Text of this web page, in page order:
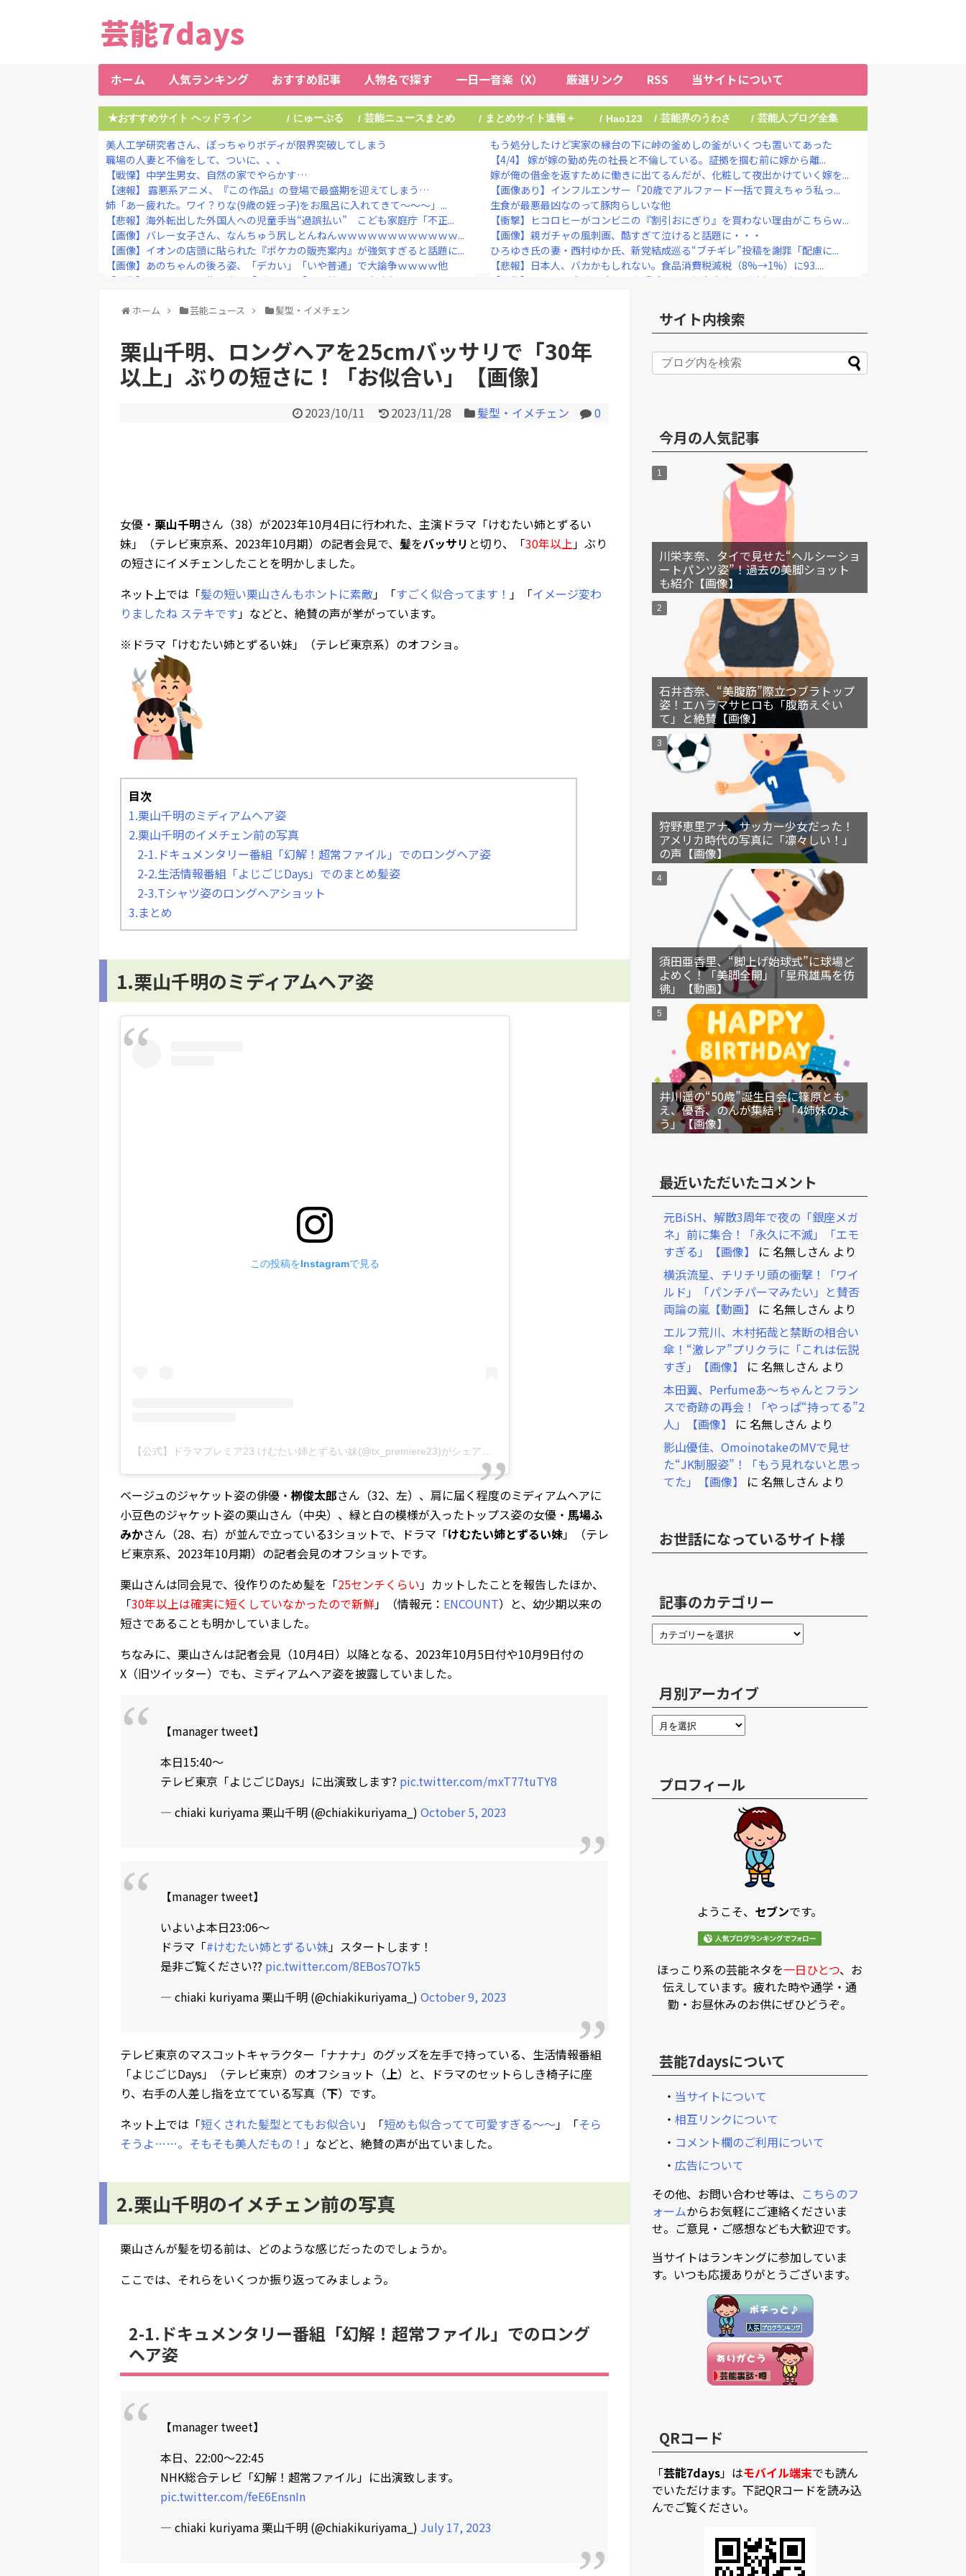
芸能7days
ホーム 人気ランキング おすすめ記事 人物名で探す 一日一音楽（X） 厳選リンク RSS 当サイトについて
★おすすめサイト ヘッドライン / にゅーぷる / 芸能ニュースまとめ / まとめサイト速報＋ / Hao123 / 芸能界のうわさ / 芸能人ブログ全集
美人工学研究者さん、ぽっちゃりボディが限界突破してしまう
職場の人妻と不倫をして、ついに、、、
【戦慄】中学生男女、自然の家でやらかす…
【速報】 露悪系アニメ、『この作品』の登場で最盛期を迎えてしまう…
姉「あー疲れた。ワイ？りな(9歳の姪っ子)をお風呂に入れてきて～～～」...
【悲報】海外転出した外国人への児童手当“過誤払い” こども家庭庁「不正...
【画像】バレー女子さん、なんちゅう尻しとんねんｗｗｗｗｗｗｗｗｗｗｗｗ...
【画像】イオンの店頭に貼られた『ポケカの販売案内』が強気すぎると話題に...
【画像】あのちゃんの後ろ姿、「デカい」「いや普通」で大論争ｗｗｗｗ他
【画像】あのちゃんの後ろ姿、「デカい」「いや普通」で大論争ｗｗｗｗ
【衝撃】陸上自衛隊の22歳陸士長、空き家で『とんでもない事』をしてしま...
Powered by livedoor 相互RSS
もう処分したけど実家の縁台の下に峠の釜めしの釜がいくつも置いてあった
【4/4】 嫁が嫁の勤め先の社長と不倫している。証拠を掴む前に嫁から離...
嫁が俺の借金を返すために働きに出てるんだが、化粧して夜出かけていく嫁を...
【画像あり】インフルエンサー「20歳でアルファード一括で買えちゃう私っ...
生食が最悪最凶なのって豚肉らしいな他
【衝撃】ヒコロヒーがコンビニの『割引おにぎり』を買わない理由がこちらｗ...
【画像】親ガチャの風刺画、酷すぎて泣けると話題に・・・
ひろゆき氏の妻・西村ゆか氏、新党結成巡る“ブチギレ”投稿を謝罪「配慮に...
【悲報】日本人、バカかもしれない。食品消費税減税（8%→1%）に93....
【画像】イオンの店頭に貼られた『ポケカの販売案内』が強気すぎると話題に...
5年前のNHK性加害の出演者は「今も普通の顔して芸能活動してる」ネット...
Powered by livedoor 相互RSS
ホーム 芸能ニュース 髪型・イメチェン
栗山千明、ロングヘアを25cmバッサリで「30年
以上」ぶりの短さに！「お似合い」【画像】
2023/10/11 2023/11/28 髪型・イメチェン 0
女優・ 栗山千明さん（38）が2023年10月4日に行われた、主演ドラマ「けむたい姉とずるい
妹」（テレビ東京系、2023年10月期）の記者会見で、 髪をバッサリ と切り、「30年以上 」ぶり
の短さにイメチェンしたことを明かしました。
ネット上では「髪の短い栗山さんもホントに素敵 」「すごく似合ってます！ 」「イメージ変わ
りましたね ステキです 」などと、絶賛の声が挙がっています。
※ドラマ「けむたい姉とずるい妹」（テレビ東京系）のオフショ。
目次
1.栗山千明のミディアムヘア姿
2.栗山千明のイメチェン前の写真
2-1.ドキュメンタリー番組「幻解！超常ファイル」でのロングヘア姿
2-2.生活情報番組「よじごじDays」でのまとめ髪姿
2-3.Tシャツ姿のロングヘアショット
3.まとめ
1.栗山千明のミディアムヘア姿
この投稿をInstagramで見る
【公式】ドラマプレミア23 けむたい姉とずるい妹(@tx_premiere23)がシェアした投稿
ベージュのジャケット姿の俳優・ 栁俊太郎さん（32、左）、肩に届く程度のミディアムヘアに
小豆色のジャケット姿の栗山さん（中央）、緑と白の模様が入ったトップス姿の女優・ 馬場ふ
みかさん（28、右）が並んで立っている3ショットで、ドラマ「けむたい姉とずるい妹」（テレ
ビ東京系、2023年10月期）の記者会見のオフショットです。
栗山さんは同会見で、役作りのため髪を「25センチくらい」カットしたことを報告したほか、
「30年以上は確実に短くしていなかったので新鮮」（情報元： ENCOUNT）と、幼少期以来の
短さであることも明かしていました。
ちなみに、栗山さんは記者会見（10月4日）以降となる、2023年10月5日付や10月9日付の
X（旧ツイッター）でも、ミディアムヘア姿を披露していました。
【manager tweet】
本日15:40～
テレビ東京「よじごじDays」に出演致します? pic.twitter.com/mxT77tuTY8
— chiaki kuriyama 栗山千明 (@chiakikuriyama_) October 5, 2023
【manager tweet】
いよいよ本日23:06～
ドラマ「#けむたい姉とずるい妹」スタートします！
是非ご覧ください?? pic.twitter.com/8EBos7O7k5
— chiaki kuriyama 栗山千明 (@chiakikuriyama_) October 9, 2023
テレビ東京のマスコットキャラクター「ナナナ」のグッズを左手で持っている、生活情報番組
「よじごじDays」（テレビ東京）のオフショット（上）と、ドラマのセットらしき椅子に座
り、右手の人差し指を立てている写真（下）です。
ネット上では「短くされた髪型とてもお似合い」「短めも似合ってて可愛すぎる～～」「そら
そうよ……。そもそも美人だもの！ 」などと、絶賛の声が出ていました。
2.栗山千明のイメチェン前の写真
栗山さんが髪を切る前は、どのような感じだったのでしょうか。
ここでは、それらをいくつか振り返ってみましょう。
2-1.ドキュメンタリー番組「幻解！超常ファイル」でのロング
ヘア姿
【manager tweet】
本日、22:00～22:45
NHK総合テレビ「幻解！超常ファイル」に出演致します。
pic.twitter.com/feE6EnsnIn
— chiaki kuriyama 栗山千明 (@chiakikuriyama_) July 17, 2023
サイト内検索
今月の人気記事
川栄李奈、タイで見せた“ヘルシーショ
ートパンツ姿”！過去の美脚ショット
も紹介【画像】
石井杏奈、“美腹筋”際立つブラトップ
姿！エハラマサヒロも「腹筋えぐい
て」と絶賛【画像】
狩野恵里アナ、サッカー少女だった！
アメリカ時代の写真に「凛々しい！」
の声【画像】
須田亜香里、“脚上げ始球式”に球場ど
よめく！「美脚全開」「星飛雄馬を彷
彿」【動画】
井川遥の“50歳”誕生日会に篠原とも
え、優香、のんが集結！「4姉妹のよ
う」【画像】
最近いただいたコメント
元BiSH、解散3周年で夜の「銀座メガ
ネ」前に集合！「永久に不滅」「エモ
すぎる」【画像】
に 名無しさん より
横浜流星、チリチリ頭の衝撃！「ワイ
ルド」「パンチパーマみたい」と賛否
両論の嵐【動画】
に 名無しさん より
エルフ荒川、木村拓哉と禁断の相合い
傘！“激レア”プリクラに「これは伝説
すぎ」【画像】
に 名無しさん より
本田翼、Perfumeあ～ちゃんとフラン
スで奇跡の再会！「やっぱ“持ってる”2
人」【画像】
に 名無しさん より
影山優佳、OmoinotakeのMVで見せ
た“JK制服姿”！「もう見れないと思っ
てた」【画像】
に 名無しさん より
お世話になっているサイト様
記事のカテゴリー
月別アーカイブ
プロフィール
ようこそ、 セブンです。
ほっこり系の芸能ネタを一日ひとつ、お
伝えしています。疲れた時や通学・通
勤・お昼休みのお供にぜひどうぞ。
芸能7daysについて
・ 当サイトについて
・ 相互リンクについて
・ コメント欄のご利用について
・ 広告について
その他、お問い合わせ等は、 こちらのフ
ォームからお気軽にご連絡くださいま
せ。ご意見・ご感想なども大歓迎です。
当サイトはランキングに参加していま
す。いつも応援ありがとうございます。
QRコード
「芸能7days」はモバイル端末でも読ん
でいただけます。下記QRコードを読み込
んでご覧ください。